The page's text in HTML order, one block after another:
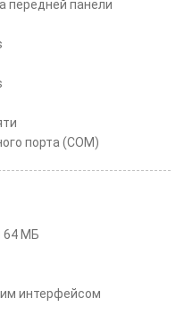
передней панели
порта (COM)
64 МБ
интерфейсом